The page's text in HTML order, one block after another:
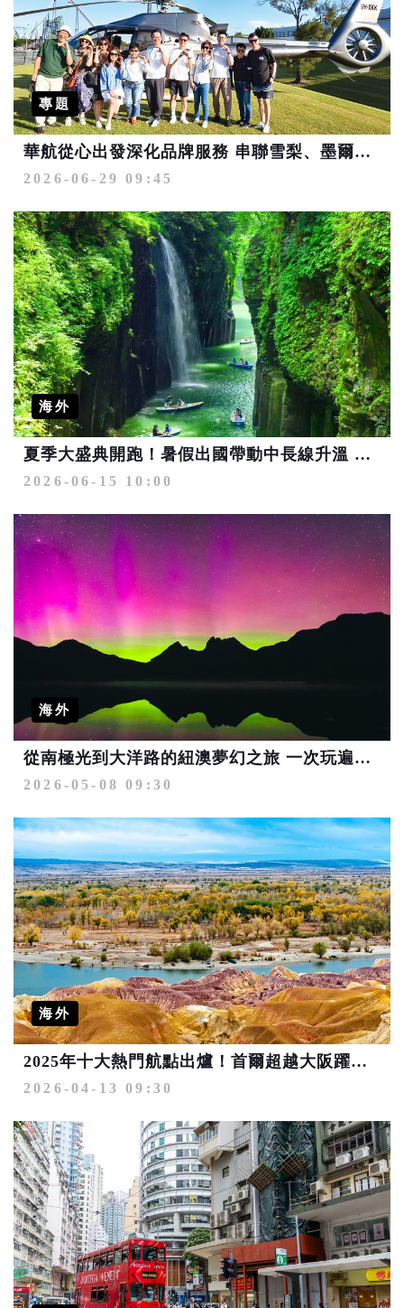
專題
華航從心出發深化品牌服務 串聯雪梨、墨爾本、布里斯本3大澳洲航點優勢 掌握大洋洲市場上揚趨勢搶占商機
2026-06-29 09:45
海外
夏季大盛典開跑！暑假出國帶動中長線升溫 飯店行程天天百元價、樂園1折
2026-06-15 10:00
海外
從南極光到大洋路的紐澳夢幻之旅 一次玩遍自然奇景與城市魅力
2026-05-08 09:30
海外
2025年十大熱門航點出爐！首爾超越大阪躍居第2 「潛力寶藏城市」包括青森、烏魯木齊
2026-04-13 09:30